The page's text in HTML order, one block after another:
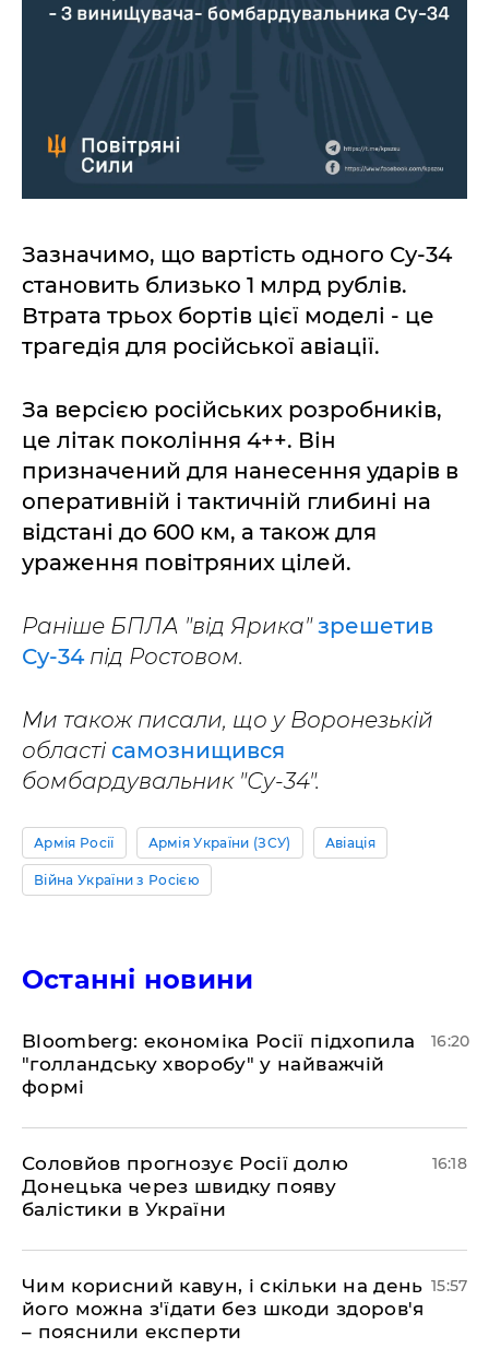
Зазначимо, що вартість одного Су-34
становить близько 1 млрд рублів.
Втрата трьох бортів цієї моделі - це
трагедія для російської авіації.
За версією російських розробників,
це літак покоління 4++. Він
призначений для нанесення ударів в
оперативній і тактичній глибині на
відстані до 600 км, а також для
ураження повітряних цілей.
Раніше БПЛА "від Ярика"зрешетив
Су-34під Ростовом.
Ми також писали, що у Воронезькій
області самознищився
бомбардувальник "Су-34".
Армія Росії Армія України (ЗСУ) Авіація
Війна України з Росією
Останні новини
Bloomberg: економіка Росії підхопила
"голландську хворобу" у найважчій
формі
16:20
Соловйов прогнозує Росії долю
Донецька через швидку появу
балістики в України
16:18
Чим корисний кавун, і скільки на день
його можна з'їдати без шкоди здоров'я
– пояснили експерти
15:57